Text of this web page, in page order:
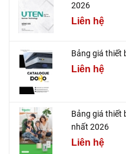
2026
Liên hệ
Bảng giá thiết
Liên hệ
Bảng giá thiết
nhất 2026
Liên hệ